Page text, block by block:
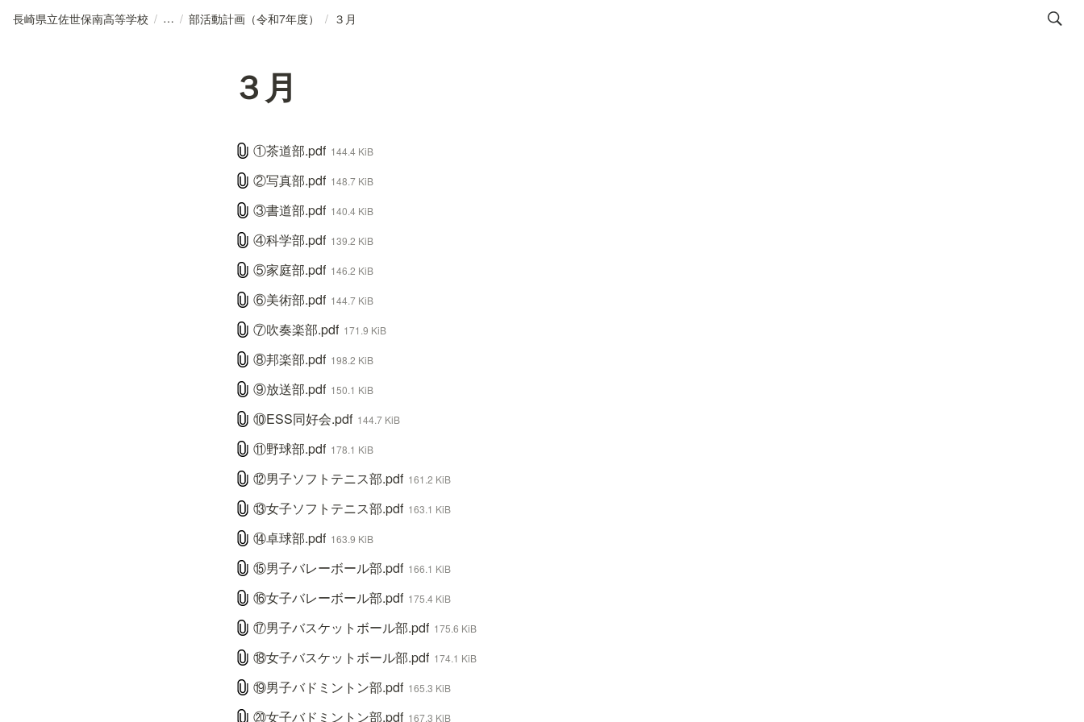
長崎県立佐世保南高等学校 / / 部活動計画（令和7年度） / ３月
３月
①茶道部.pdf 144.4 KiB
②写真部.pdf 148.7 KiB
③書道部.pdf 140.4 KiB
④科学部.pdf 139.2 KiB
⑤家庭部.pdf 146.2 KiB
⑥美術部.pdf 144.7 KiB
⑦吹奏楽部.pdf 171.9 KiB
⑧邦楽部.pdf 198.2 KiB
⑨放送部.pdf 150.1 KiB
⑩ESS同好会.pdf 144.7 KiB
⑪野球部.pdf 178.1 KiB
⑫男子ソフトテニス部.pdf 161.2 KiB
⑬女子ソフトテニス部.pdf 163.1 KiB
⑭卓球部.pdf 163.9 KiB
⑮男子バレーボール部.pdf 166.1 KiB
⑯女子バレーボール部.pdf 175.4 KiB
⑰男子バスケットボール部.pdf 175.6 KiB
⑱女子バスケットボール部.pdf 174.1 KiB
⑲男子バドミントン部.pdf 165.3 KiB
⑳女子バドミントン部.pdf 167.3 KiB